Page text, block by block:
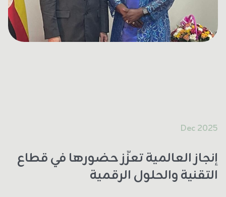
2025 Dec
إنجاز العالمية تعزّز حضورها في قطاع
التقنية والحلول الرقمية